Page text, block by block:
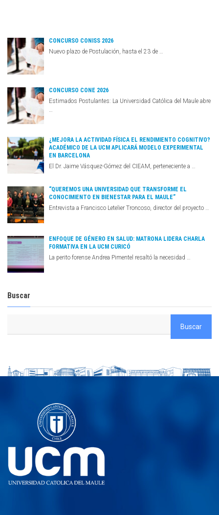
CONCURSO CONISS 2026
Nuevo plazo de Postulación, hasta el 23 de …
CONCURSO CONE 2026
Estimados Postulantes: La Universidad Católica del Maule abre
…
¿MEJORA LA ACTIVIDAD FÍSICA EL RENDIMIENTO COGNITIVO?
ACADÉMICO DE LA UCM APLICARÁ MODELO EXPERIMENTAL
EN BARCELONA
El Dr. Jaime Vásquez-Gómez del CIEAM, perteneciente a …
“QUEREMOS UNA UNIVERSIDAD QUE TRANSFORME EL
CONOCIMIENTO EN BIENESTAR PARA EL MAULE”
Entrevista a Francisco Letelier Troncoso, director del proyecto …
ENFOQUE DE GÉNERO EN SALUD: MATRONA LIDERA CHARLA
FORMATIVA EN LA UCM CURICÓ
La perito forense Andrea Pimentel resaltó la necesidad …
Buscar